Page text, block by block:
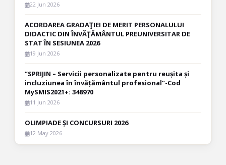
22 Jun 2026
ACORDAREA GRADAŢIEI DE MERIT PERSONALULUI
DIDACTIC DIN ÎNVĂŢĂMÂNTUL PREUNIVERSITAR DE
STAT ÎN SESIUNEA 2026
19 Jun 2026
”SPRIJIN – Servicii personalizate pentru reușita și
incluziunea în învățământul profesional”-Cod
MySMIS2021+: 348970
11 Jun 2026
OLIMPIADE ȘI CONCURSURI 2026
12 May 2026